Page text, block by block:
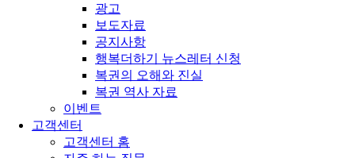
광고
보도자료
공지사항
행복더하기 뉴스레터 신청
복권의 오해와 진실
복권 역사 자료
이벤트
고객센터
고객센터 홈